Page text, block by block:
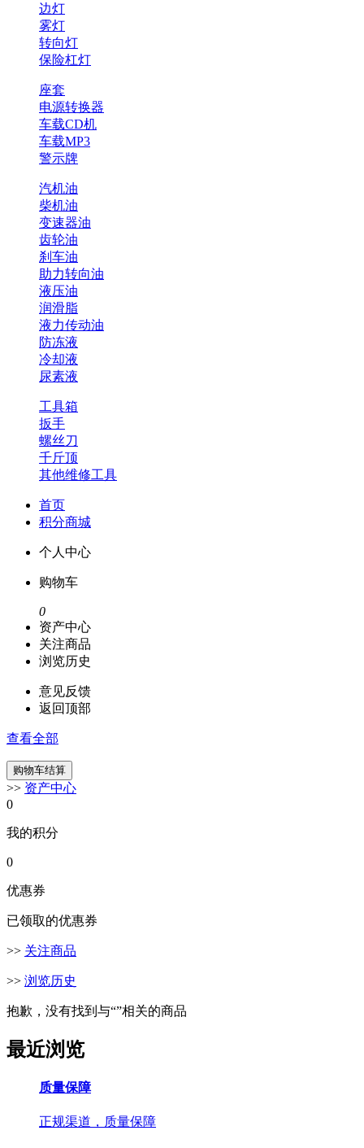
边灯
雾灯
转向灯
保险杠灯
座套
电源转换器
车载CD机
车载MP3
警示牌
汽机油
柴机油
变速器油
齿轮油
刹车油
助力转向油
液压油
润滑脂
液力传动油
防冻液
冷却液
尿素液
工具箱
扳手
螺丝刀
千斤顶
其他维修工具
首页
积分商城
个人中心
购物车
0
资产中心
关注商品
浏览历史
意见反馈
返回顶部
查看全部
>> 资产中心
0
我的积分
0
优惠券
已领取的优惠券
>> 关注商品
>> 浏览历史
抱歉，没有找到与“”相关的商品
最近浏览
质量保障
正规渠道，质量保障